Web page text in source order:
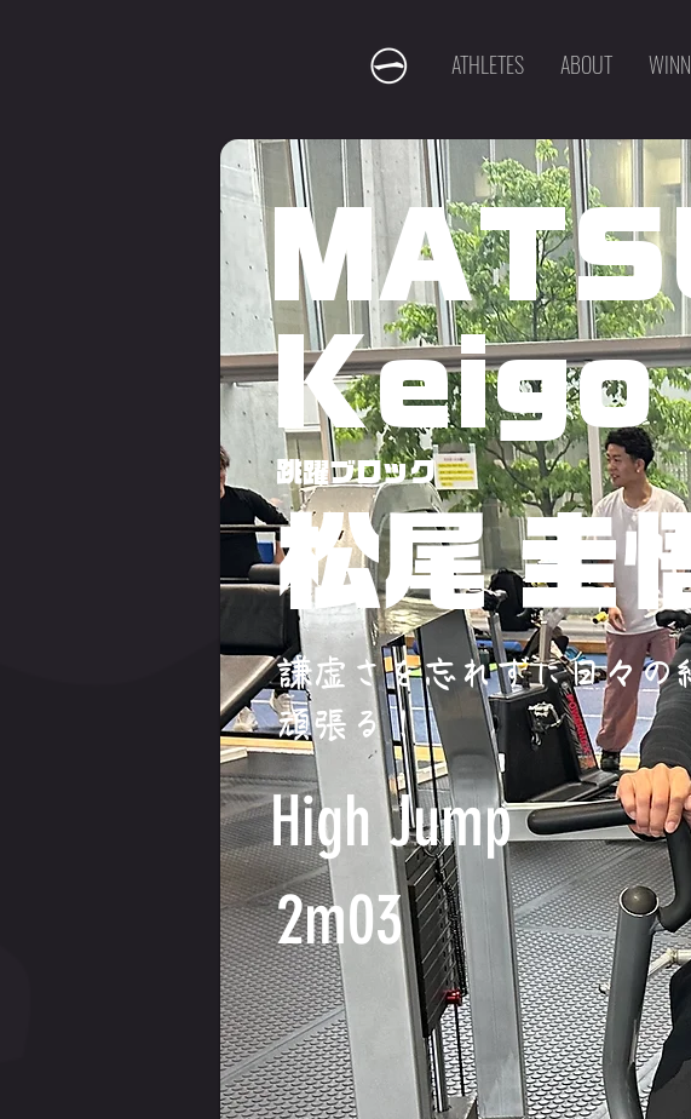
ATHLETES ABOUT
Keigo
謙虚さを忘れずに日々の
頑張る！
跳躍ブロック
松尾 圭
High Jump
2m03